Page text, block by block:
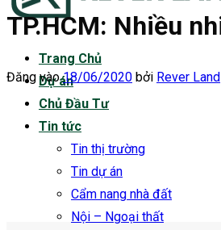
Trang Chủ
Dự án
Chủ Đầu Tư
Tin tức
Tin thị trường
Tin dự án
Cẩm nang nhà đất
Nội – Ngoại thất
TP.HCM: Nhiều
Đăng vào18/06/2020 bởi Rever Land